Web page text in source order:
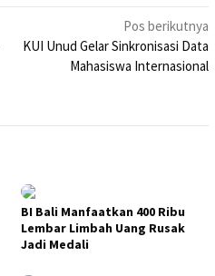
Pos berikutnya
KUI Unud Gelar Sinkronisasi Data
Mahasiswa Internasional
BI Bali Manfaatkan 400 Ribu
Lembar Limbah Uang Rusak
Jadi Medali